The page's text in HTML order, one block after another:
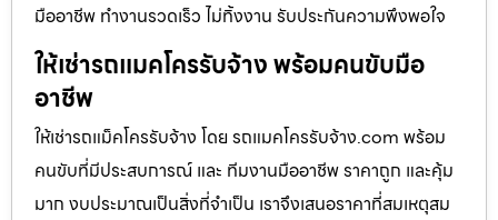
มืออาชีพ ทำงานรวดเร็ว ไม่ทิ้งงาน รับประกันความพึงพอใจ
ให้เช่ารถแมคโครรับจ้าง พร้อมคนขับมือ
อาชีพ
ให้เช่ารถแม็คโครรับจ้าง โดย รถแมคโครรับจ้าง.com พร้อม
คนขับที่มีประสบการณ์ และ ทีมงานมืออาชีพ ราคาถูก และคุ้ม
มาก งบประมาณเป็นสิ่งที่จำเป็น เราจึงเสนอราคาที่สมเหตุสม